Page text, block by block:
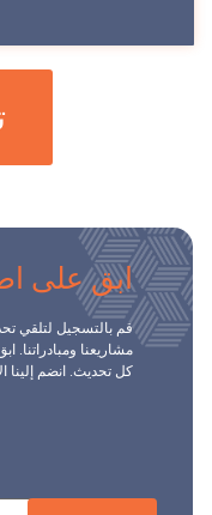
ابق على
قم بالتسجيل لتلقي
مشاريعنا
كل تحديث. انضم إلينا